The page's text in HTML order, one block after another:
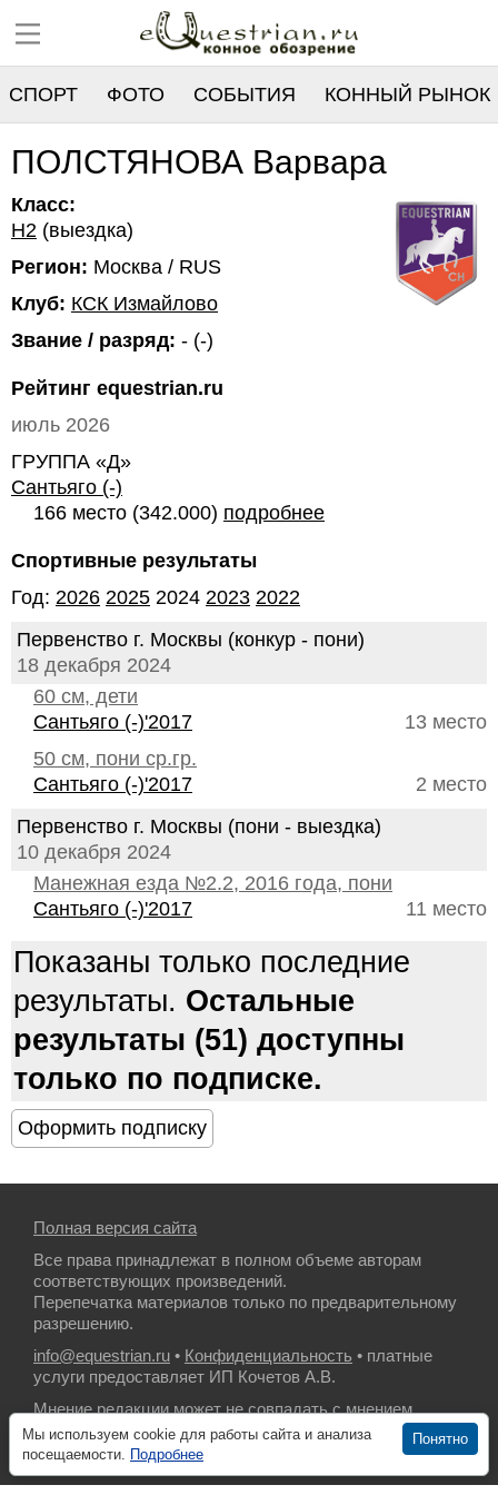
СПОРТ ФОТО СОБЫТИЯ КОННЫЙ РЫНОК
РЕЕСТР
ПОЛСТЯНОВА Варвара
Класс:
H2 (выездка)
Регион: Москва / RUS
Клуб: КСК Измайлово
Звание / разряд: - (-)
Рейтинг equestrian.ru
июль 2026
ГРУППА «Д»
Сантьяго (-)
166 место (342.000) подробнее
Спортивные результаты
Год: 2026 2025 2024 2023 2022
Первенство г. Москвы (конкур - пони)
18 декабря 2024
60 см, дети
13 место
Сантьяго (-)'2017
50 см, пони ср.гр.
2 место
Сантьяго (-)'2017
Первенство г. Москвы (пони - выездка)
10 декабря 2024
Манежная езда №2.2, 2016 года, пони
11 место
Сантьяго (-)'2017
Показаны только последние
результаты. Остальные
результаты (51) доступны
только по подписке.
Полная версия сайта
Все права принадлежат в полном объеме авторам
соответствующих произведений.
Перепечатка материалов только по предварительному
разрешению.
info@equestrian.ru • Конфиденциальность • платные
услуги предоставляет ИП Кочетов А.В.
Мнение редакции может не совпадать с мнением
авторов.
Понятно
Мы используем cookie для работы сайта и анализа
посещаемости. Подробнее